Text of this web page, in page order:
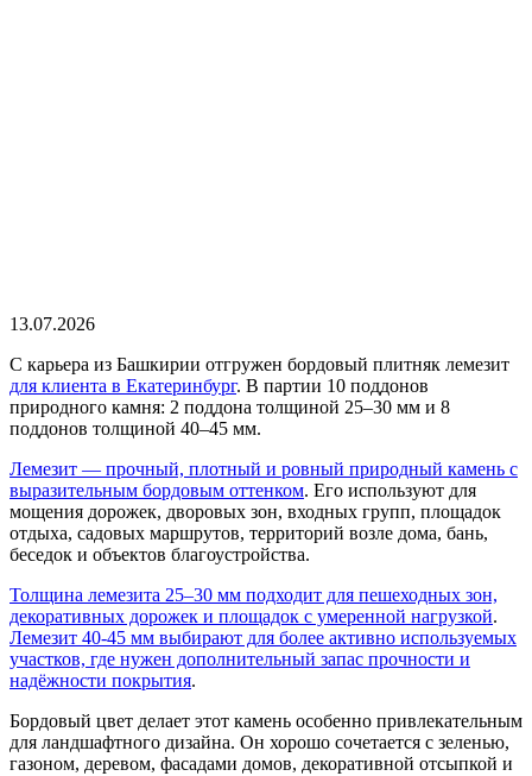
13.07.2026
С карьера из Башкирии отгружен бордовый плитняк лемезит
для клиента в Екатеринбург. В партии 10 поддонов
природного камня: 2 поддона толщиной 25–30 мм и 8
поддонов толщиной 40–45 мм.
Лемезит — прочный, плотный и ровный природный камень с
выразительным бордовым оттенком. Его используют для
мощения дорожек, дворовых зон, входных групп, площадок
отдыха, садовых маршрутов, территорий возле дома, бань,
беседок и объектов благоустройства.
Толщина лемезита 25–30 мм подходит для пешеходных зон,
декоративных дорожек и площадок с умеренной нагрузкой.
Лемезит 40-45 мм выбирают для более активно используемых
участков, где нужен дополнительный запас прочности и
надёжности покрытия.
Бордовый цвет делает этот камень особенно привлекательным
для ландшафтного дизайна. Он хорошо сочетается с зеленью,
газоном, деревом, фасадами домов, декоративной отсыпкой и